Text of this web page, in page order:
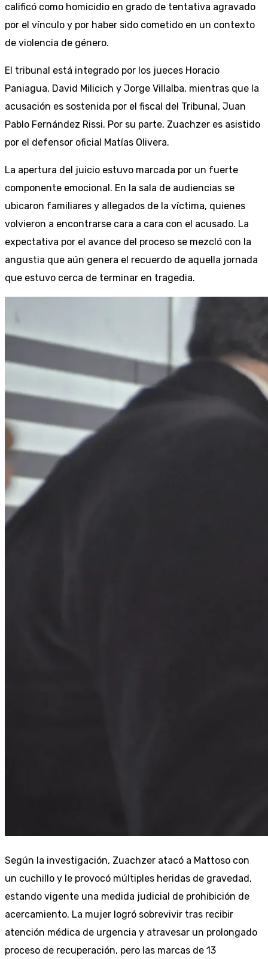
calificó como homicidio en grado de tentativa agravado
por el vínculo y por haber sido cometido en un contexto
de violencia de género.
El tribunal está integrado por los jueces Horacio
Paniagua, David Milicich y Jorge Villalba, mientras que la
acusación es sostenida por el fiscal del Tribunal, Juan
Pablo Fernández Rissi. Por su parte, Zuachzer es asistido
por el defensor oficial Matías Olivera.
La apertura del juicio estuvo marcada por un fuerte
componente emocional. En la sala de audiencias se
ubicaron familiares y allegados de la víctima, quienes
volvieron a encontrarse cara a cara con el acusado. La
expectativa por el avance del proceso se mezcló con la
angustia que aún genera el recuerdo de aquella jornada
que estuvo cerca de terminar en tragedia.
Según la investigación, Zuachzer atacó a Mattoso con
un cuchillo y le provocó múltiples heridas de gravedad,
estando vigente una medida judicial de prohibición de
acercamiento. La mujer logró sobrevivir tras recibir
atención médica de urgencia y atravesar un prolongado
proceso de recuperación, pero las marcas de 13